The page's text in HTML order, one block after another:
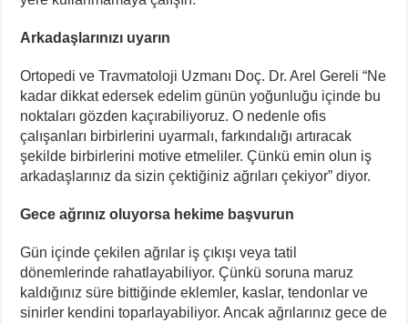
Arkadaşlarınızı uyarın
Ortopedi ve Travmatoloji Uzmanı Doç. Dr. Arel Gereli “Ne
kadar dikkat edersek edelim günün yoğunluğu içinde bu
noktaları gözden kaçırabiliyoruz. O nedenle ofis
çalışanları birbirlerini uyarmalı, farkındalığı artıracak
şekilde birbirlerini motive etmeliler. Çünkü emin olun iş
arkadaşlarınız da sizin çektiğiniz ağrıları çekiyor” diyor.
Gece ağrınız oluyorsa hekime başvurun
Gün içinde çekilen ağrılar iş çıkışı veya tatil
dönemlerinde rahatlayabiliyor. Çünkü soruna maruz
kaldığınız süre bittiğinde eklemler, kaslar, tendonlar ve
sinirler kendini toparlayabiliyor. Ancak ağrılarınız gece de